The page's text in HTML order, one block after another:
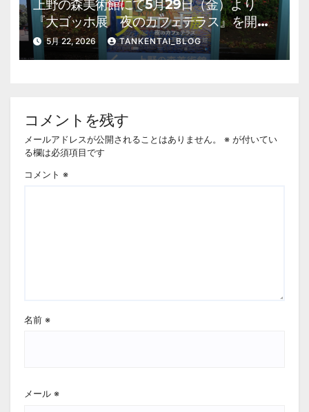
上野の森美術館にて5月29日（金）より
『大ゴッホ展 夜のカフェテラス』を開
催。 上野公園 美術館・博物館 混雑情
報他
5月 22, 2026 TANKENTAI_BLOG
コメントを残す
メールアドレスが公開されることはありません。 ※ が付いてい
る欄は必須項目です
コメント ※
名前 ※
メール ※